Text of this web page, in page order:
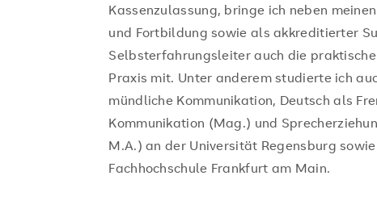
Kassenzulassung, bringe ich neben
und Fortbildung sowie als akkreditierter
Selbsterfahrungsleiter auch die
Praxis mit. Unter anderem studierte ich
mündliche Kommunikation, Deutsch als
Kommunikation (Mag.) und
M.A.) an der Universität Regensburg
Fachhochschule Frankfurt am Main.